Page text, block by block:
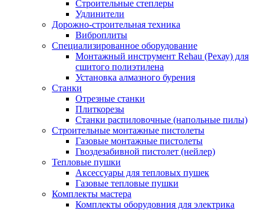
Строительные степлеры
Удлинители
Дорожно-строительная техника
Виброплиты
Специализированное оборудование
Монтажный инструмент Rehau (Рехау) для
сшитого полиэтилена
Установка алмазного бурения
Станки
Отрезные станки
Плиткорезы
Станки распиловочные (напольные пилы)
Строительные монтажные пистолеты
Газовые монтажные пистолеты
Гвоздезабивной пистолет (нейлер)
Тепловые пушки
Аксессуары для тепловых пушек
Газовые тепловые пушки
Комплекты мастера
Комплекты оборудовния для электрика